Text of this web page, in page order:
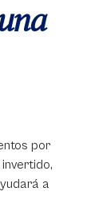
por
a